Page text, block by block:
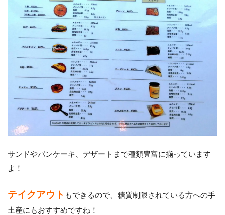
サンドやパンケーキ、デザートまで種類豊富に揃っています
よ！
テイクアウト もできるので、糖質制限されている方への手
土産にもおすすめですね！